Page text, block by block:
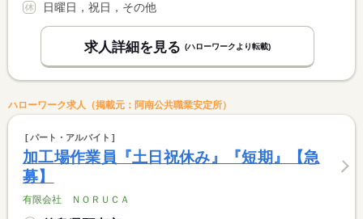
日曜日，祝日，その他
求人詳細を見る (ハローワークより転載)
ハローワーク求人（掲載元：阿南公共職業安定所）
パート・アルバイト
加工場作業員『土日祝休み』『短期』【急
募】
有限会社 ＮＯＲＵＣＡ